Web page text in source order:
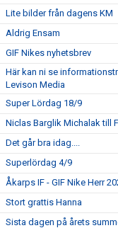
Lite bilder från dagens KM
Aldrig Ensam
GIF Nikes nyhetsbrev
Här kan ni se
Levison Media
Super Lördag 18/9
Niclas Barglik Michalak till
Det går bra idag....
Superlördag 4/9
Åkarps IF - GIF Nike Herr
Stort grattis Hanna
Sista dagen på årets